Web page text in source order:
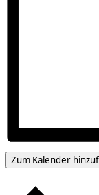
Zum Kalender